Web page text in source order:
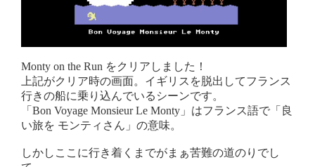
Monty on the Run をクリアしました！
上記がクリア時の画面。イギリスを脱出してフランス
行きの船に乗り込んでいるシーンです。
「Bon Voyage Monsieur Le Monty」はフランス語で「良
い旅を モンティさん」の意味。
しかしここに行き着くまでがまぁ苦難の道のりでし